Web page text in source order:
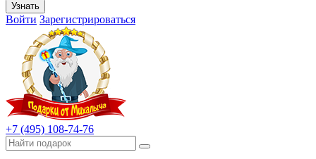
Узнать
Войти Зарегистрироваться
+7 (495) 108-74-76